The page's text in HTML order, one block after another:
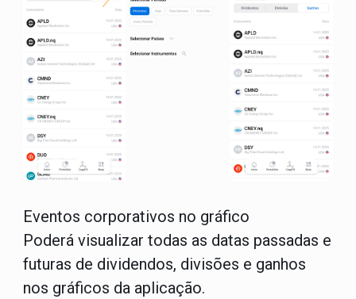
Eventos corporativos no gráfico
Poderá visualizar todas as datas passadas e
futuras de dividendos, divisões e ganhos
nos gráficos da aplicação.